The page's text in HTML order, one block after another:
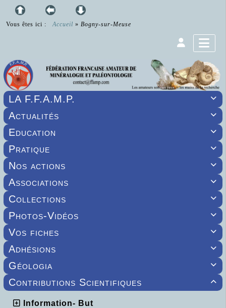
Vous êtes ici : Accueil » Bogny-sur-Meuse

LA F.F.A.M.P.

Actualités

Education

Pratique

Nos actions

Associations

Collections

Photos-Vidéos

Vos fiches

Adhésions

Géologia

Contributions Scientifiques
Information- But